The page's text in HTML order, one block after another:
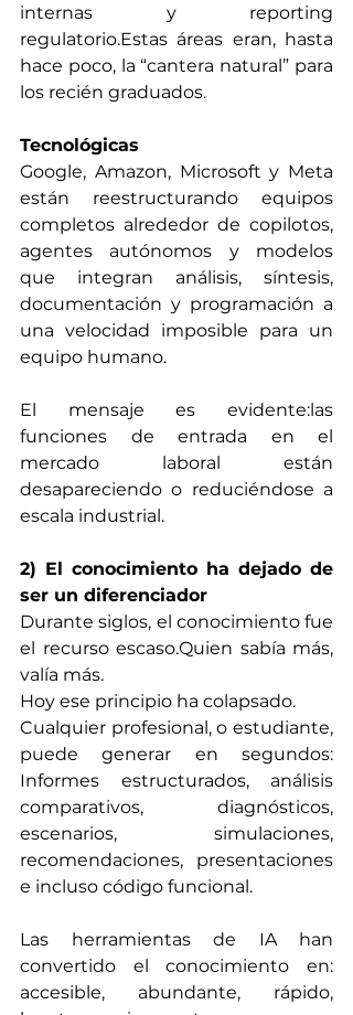
internas y reporting
regulatorio.Estas áreas eran, hasta
hace poco, la “cantera natural” para
los recién graduados.
Tecnológicas
Google, Amazon, Microsoft y Meta
están reestructurando equipos
completos alrededor de copilotos,
agentes autónomos y modelos
que integran análisis, síntesis,
documentación y programación a
una velocidad imposible para un
equipo humano.
El mensaje es evidente:las
funciones de entrada en el
mercado laboral están
desapareciendo o reduciéndose a
escala industrial.
2) El conocimiento ha dejado de
ser un diferenciador
Durante siglos, el conocimiento fue
el recurso escaso.Quien sabía más,
valía más.
Hoy ese principio ha colapsado.
Cualquier profesional, o estudiante,
puede generar en segundos:
Informes estructurados, análisis
comparativos, diagnósticos,
escenarios, simulaciones,
recomendaciones, presentaciones
e incluso código funcional.
Las herramientas de IA han
convertido el conocimiento en:
accesible, abundante, rápido,